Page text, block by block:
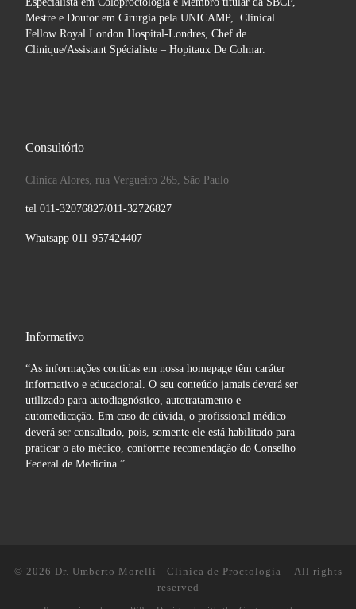
Mestre e Doutor em Cirurgia pela UNICAMP, Clinical
Fellow Royal London Hospital-Londres, Chef de
Clinique/Assistant Spécialiste – Hopitaux De Colmar.
Consultório
Clinica Alores, rua Vergueiro 265, São Paulo
tel 011-32076827/011-32726827
Whatsapp 011-957424407
Informativo
“As informações contidas em nossa homepage têm caráter
informativo e educacional. O seu conteúdo jamais deverá ser
utilizado para autodiagnóstico, autotratamento e
automedicação. Em caso de dúvida, o profissional médico
deverá ser consultado, pois, somente ele está habilitado para
praticar o ato médico, conforme recomendação do Conselho
Federal de Medicina.”
© 2026 Dr. Umberto Morelli - Clínica de Proctologia – All rights
reserved